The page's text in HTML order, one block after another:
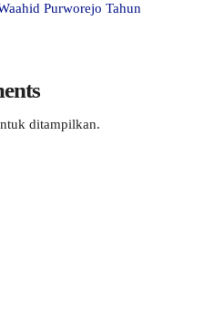
Purworejo Tahun
ditampilkan.